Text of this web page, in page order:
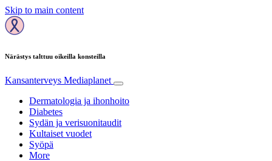
Skip to main content
Närästys talttuu oikeilla konsteilla
Kansanterveys Mediaplanet
Dermatologia ja ihonhoito
Diabetes
Sydän ja verisuonitaudit
Kultaiset vuodet
Syöpä
More